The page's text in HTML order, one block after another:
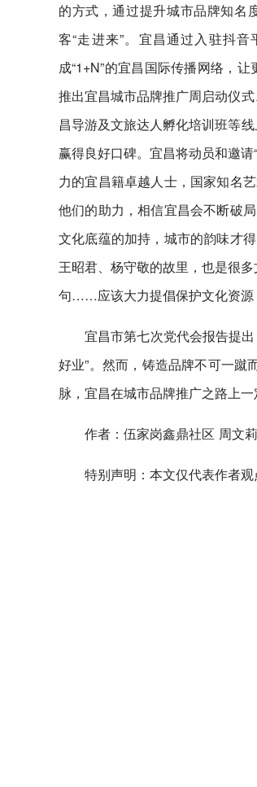
的方式，通过提升城市品牌知名
客“走进来”。宜昌通过入驻抖
成“1+N”的宜昌国际传播网络，
推出宜昌城市品牌推广周启动仪
昌导游及文旅达人孵化培训班等
赢得良好口碑。宜昌将动员和邀
力的宜昌籍卓越人士，国家知名
他们的助力，相信宜昌会不断破
文化底蕴的加持，城市的韵味才
王昭君、杨守敬的故里，也是很
句……应该大力提倡保护文化资源
宜昌市第七次党代会报告提
好业”。然而，铸造品牌不可一蹴
脉，宜昌在城市品牌推广之路上
作者：伍家岗鑫鼎社区 周文莉
特别声明：本文仅代表作者观